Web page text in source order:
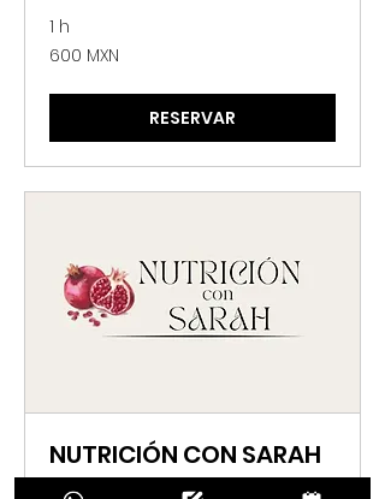
1 h
600
pesos
600 MXN
RESERVAR
NUTRICIÓN CON SARAH